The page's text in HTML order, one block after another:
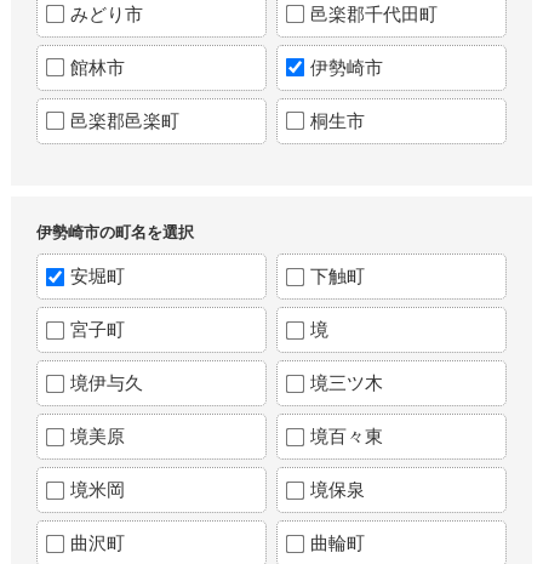
みどり市 邑楽郡千代田町
館林市 伊勢崎市
邑楽郡邑楽町 桐生市
伊勢崎市の町名を選択
安堀町 下触町
宮子町 境
境伊与久 境三ツ木
境美原 境百々東
境米岡 境保泉
曲沢町 曲輪町